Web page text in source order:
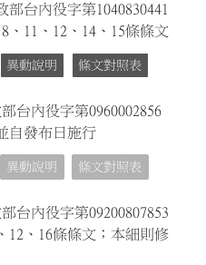
部台內役字第1040830441
、11、12、14、15條條文
異動說明 條文對照表
台內役字第0960002856
自發布日施行
異動說明 條文對照表
台內役字第09200807853
12、16條條文；本細則修